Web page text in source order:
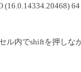
(16.0.14334.20468)
ル内でshiftを押しな